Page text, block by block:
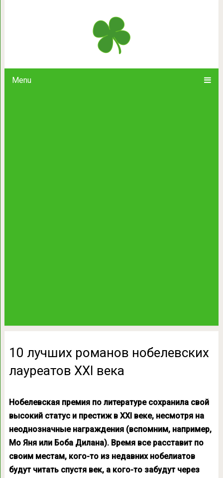
Menu
10 лучших романов
10 лучших романов нобелевских
лауреатов XXI века
Нобелевская премия по литературе сохранила свой
высокий статус и престиж в XXI веке, несмотря на
неоднозначные награждения (вспомним, например,
Мо Яня или Боба Дилана). Время все расставит по
своим местам, кого-то из недавних нобелиатов
будут читать спустя век, а кого-то забудут через